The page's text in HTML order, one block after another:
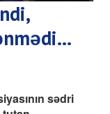
sədri